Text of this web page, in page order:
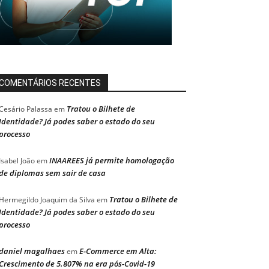
RECENTES
Palassa em Tratou o Bilhete de
Já podes saber o estado do seu
JoãoemINAAREES já permite homologação
diplomas sem sair de casa
Joaquim da Silva em Tratou o Bilhete de
Já podes saber o estado do seu
magalhaesemE-Commerce em Alta:
de 5.807% na era pós-Covid-19